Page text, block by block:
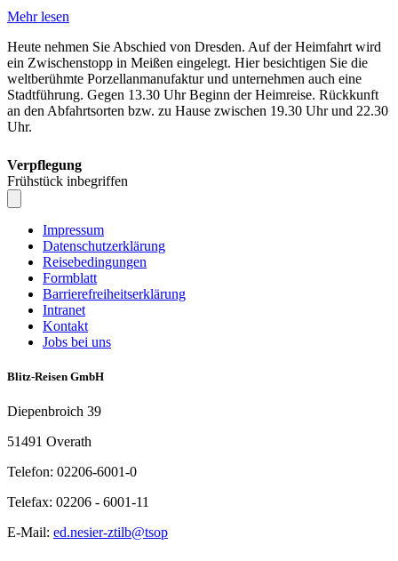
Mehr lesen
Heute nehmen Sie Abschied von Dresden. Auf der Heimfahrt wird
ein Zwischenstopp in Meißen eingelegt. Hier besichtigen Sie die
weltberühmte Porzellanmanufaktur und unternehmen auch eine
Stadtführung. Gegen 13.30 Uhr Beginn der Heimreise. Rückkunft
an den Abfahrtsorten bzw. zu Hause zwischen 19.30 Uhr und 22.30
Uhr.
Verpflegung
Frühstück inbegriffen
Impressum
Datenschutzerklärung
Reisebedingungen
Formblatt
Barrierefreiheitserklärung
Intranet
Kontakt
Jobs bei uns
Blitz-Reisen GmbH
Diepenbroich 39
51491 Overath
Telefon: 02206-6001-0
Telefax: 02206 - 6001-11
E-Mail: ed.nesier-ztilb@tsop